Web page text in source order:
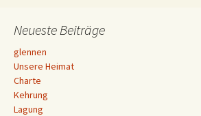
Neueste Beiträge
glennen
Unsere Heimat
Charte
Kehrung
Lagung